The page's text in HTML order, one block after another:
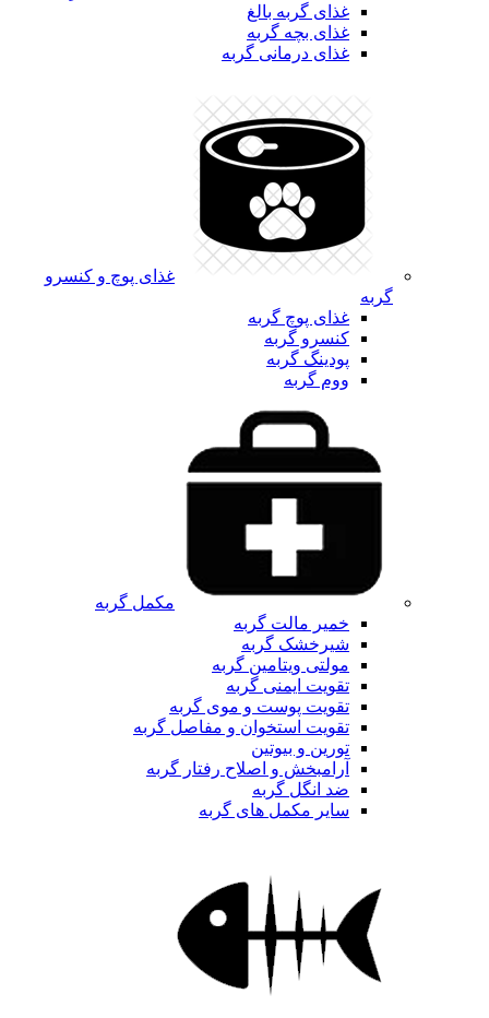
غذای گربه بالغ
غذای بچه گربه
غذای درمانی گربه
غذای پوچ و کنسرو
گربه
غذای پوچ گربه
کنسرو گربه
پودینگ گربه
ووم گربه
مکمل گربه
خمیر مالت گربه
شیرخشک گربه
مولتی ویتامین گربه
تقویت ایمنی گربه
تقویت پوست و موی گربه
تقویت استخوان و مفاصل گربه
تورین و بیوتین
آرامبخش و اصلاح رفتار گربه
ضد انگل گربه
سایر مکمل های گربه